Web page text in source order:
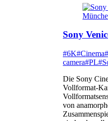
Sony
#6K#Cinema
camera#PL
Die Sony
Vollformat-
von